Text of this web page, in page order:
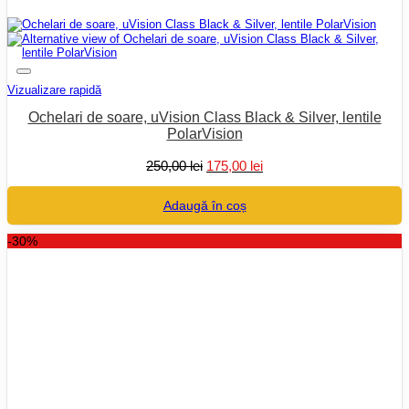
Vizualizare rapidă
Ochelari de soare, uVision Class Black & Silver, lentile
PolarVision
250,00lei Prețul
fost:
250,00 lei.
175,00 leiPrețul
Adaugă în coș
-30%